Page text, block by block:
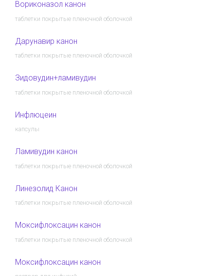
Вориконазол канон
таблетки покрытые пленочной оболочкой
Дарунавир канон
таблетки покрытые пленочной оболочкой
Зидовудин+ламивудин
таблетки покрытые пленочной оболочкой
Инфлюцеин
капсулы
Ламивудин канон
таблетки покрытые пленочной оболочкой
Линезолид Канон
таблетки покрытые пленочной оболочкой
Моксифлоксацин канон
таблетки покрытые пленочной оболочкой
Моксифлоксацин канон